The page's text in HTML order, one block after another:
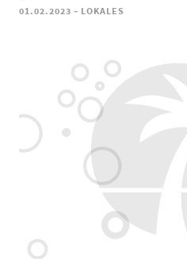
01.02.2023 - LOKALES